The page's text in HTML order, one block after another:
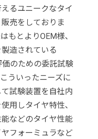
るユニークなタイ
売をしておりま
もとよりOEM様、
造されている
のための委託試験
ういったニーズに
試験装置を自社内
用しタイヤ特性、
などのタイヤ性能
フォーミュラなど